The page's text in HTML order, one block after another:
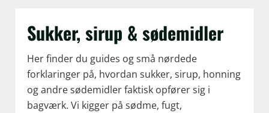
Sukker, sirup & sødemidler
Her finder du guides og små nørdede
forklaringer på, hvordan sukker, sirup, honning
og andre sødemidler faktisk opfører sig i
bagværk. Vi kigger på sødme, fugt,